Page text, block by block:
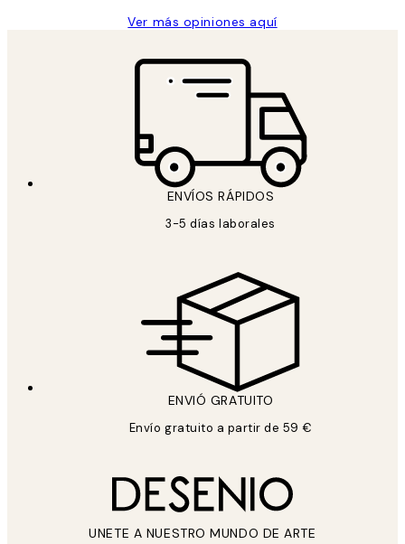
Ver más opiniones aquí
ENVÍOS RÁPIDOS
3-5 días laborales
ENVIÓ GRATUITO
Envío gratuito a partir de 59 €
UNETE A NUESTRO MUNDO DE ARTE